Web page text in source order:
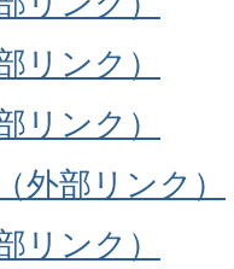
リンク）
リンク）
外部リンク）
リンク）